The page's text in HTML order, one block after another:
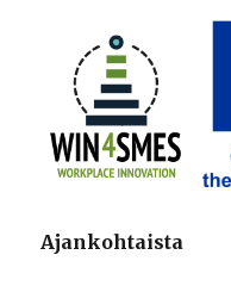
Ajankohtaista